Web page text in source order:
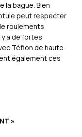
la bague. Bien
peut respecter
roulements
a de fortes
Téflon de haute
également ces
»